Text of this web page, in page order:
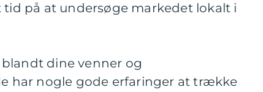
på at undersøge markedet lokalt i
dine venner og
har nogle gode erfaringer at trække